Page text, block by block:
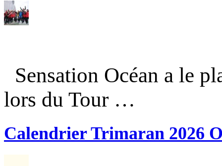
Sensation Océan a le
lors du Tour …
Calendrier Trimaran 2026